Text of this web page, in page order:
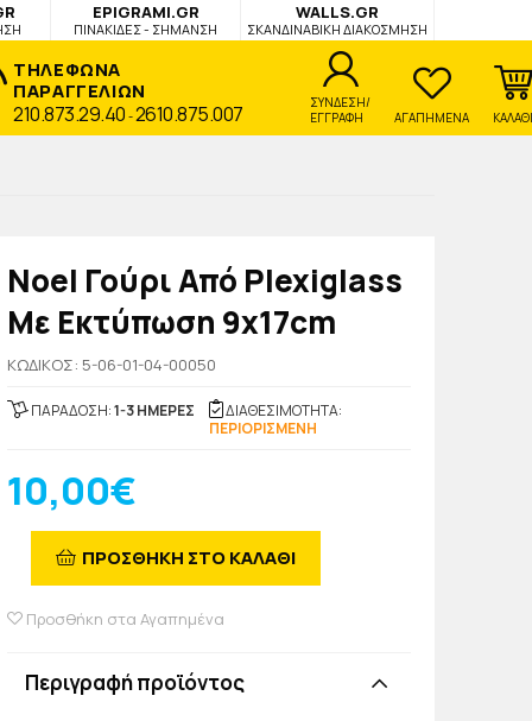
EPIGRAMI.GR
ΠΙΝΑΚΙΔΕΣ - ΣΗΜΑΝΣΗ
WALLS.GR
ΣΚΑΝΔΙΝΑΒΙΚΗ ΔΙΑΚΟΣΜΗΣΗ
ΤΗΛΕΦΩΝΑ
ΠΑΡΑΓΓΕΛΙΩΝ
210.873.29.40 -2610.875.007
ΣΥΝΔΕΣΗ/
ΕΓΓΡΑΦΗ
ΑΓΑΠΗΜΕΝΑ
Noel Γούρι Από Plexiglass
Με Εκτύπωση 9x17cm
KΩΔΙΚΟΣ: 5-06-01-04-00050
ΠΑΡΑΔΟΣΗ:1-3 ΗΜΕΡΕΣ
ΔΙΑΘΕΣΙΜΟΤΗΤΑ:
ΠΕΡΙΟΡΙΣΜΕΝΗ
10,00€
ΠΡΟΣΘΗΚΗ ΣΤΟ ΚΑΛΑΘΙ
Προσθήκη στα Αγαπημένα
Περιγραφή προϊόντος